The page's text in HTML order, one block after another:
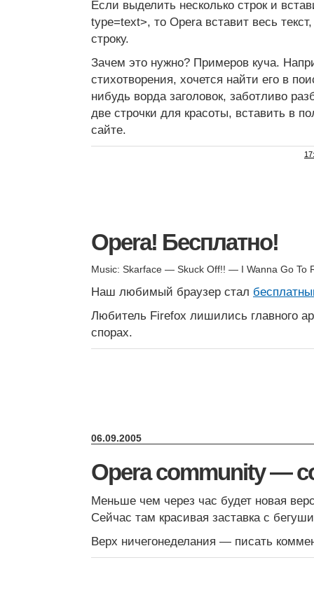
Если выделить несколько строк и
type=text>, то Opera вставит весь
строку.
Зачем это нужно? Примеров куча.
стихотворения, хочется найти его в
нибудь ворда заголовок, заботливо
две строчки для красоты, вставить в
сайте.
Opera! Бесплатно!
Music: Skarface — Skuck Off!! — I Wanna Go To
Наш любимый браузер стал
Любитель Firefox лишились главного
спорах.
06.09.2005
Opera community —
Меньше чем через час будет новая
Сейчас там красивая заставка с
Верх ничегонеделания — писать